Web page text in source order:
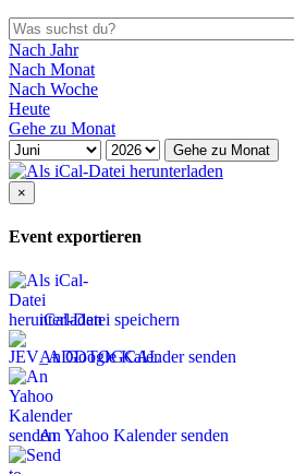
Nach Jahr
Nach Monat
Nach Woche
Heute
Gehe zu Monat
Gehe zu Monat
×
Event exportieren
iCal-Datei speichern
An Google Kalender senden
An Yahoo Kalender senden